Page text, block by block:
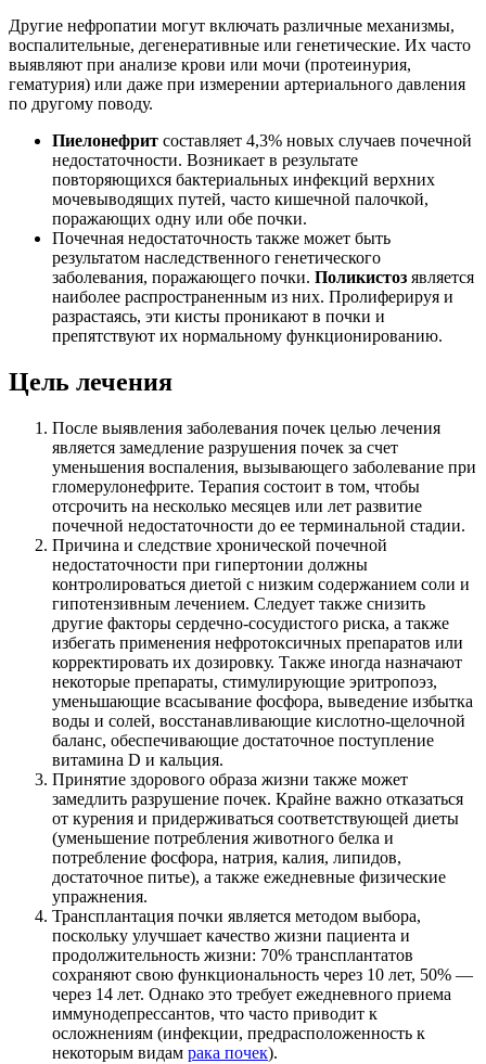
Другие нефропатии могут включать различные механизмы,
воспалительные, дегенеративные или генетические. Их часто
выявляют при анализе крови или мочи (протеинурия,
гематурия) или даже при измерении артериального давления
по другому поводу.
Пиелонефрит составляет 4,3% новых случаев почечной
недостаточности. Возникает в результате
повторяющихся бактериальных инфекций верхних
мочевыводящих путей, часто кишечной палочкой,
поражающих одну или обе почки.
Почечная недостаточность также может быть
результатом наследственного генетического
заболевания, поражающего почки. Поликистоз является
наиболее распространенным из них. Пролиферируя и
разрастаясь, эти кисты проникают в почки и
препятствуют их нормальному функционированию.
Цель лечения
После выявления заболевания почек целью лечения
является замедление разрушения почек за счет
уменьшения воспаления, вызывающего заболевание при
гломерулонефрите. Терапия состоит в том, чтобы
отсрочить на несколько месяцев или лет развитие
почечной недостаточности до ее терминальной стадии.
Причина и следствие хронической почечной
недостаточности при гипертонии должны
контролироваться диетой с низким содержанием соли и
гипотензивным лечением. Следует также снизить
другие факторы сердечно-сосудистого риска, а также
избегать применения нефротоксичных препаратов или
корректировать их дозировку. Также иногда назначают
некоторые препараты, стимулирующие эритропоэз,
уменьшающие всасывание фосфора, выведение избытка
воды и солей, восстанавливающие кислотно-щелочной
баланс, обеспечивающие достаточное поступление
витамина D и кальция.
Принятие здорового образа жизни также может
замедлить разрушение почек. Крайне важно отказаться
от курения и придерживаться соответствующей диеты
(уменьшение потребления животного белка и
потребление фосфора, натрия, калия, липидов,
достаточное питье), а также ежедневные физические
упражнения.
Трансплантация почки является методом выбора,
поскольку улучшает качество жизни пациента и
продолжительность жизни: 70% трансплантатов
сохраняют свою функциональность через 10 лет, 50% —
через 14 лет. Однако это требует ежедневного приема
иммунодепрессантов, что часто приводит к
осложнениям (инфекции, предрасположенность к
некоторым видам рака почек).